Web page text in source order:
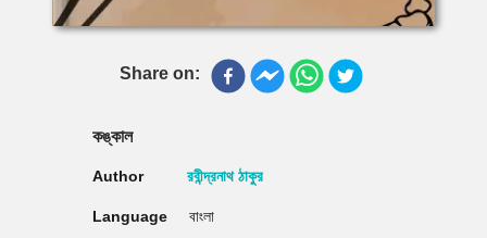
Share on:
কঙ্কাল
Author রবীন্দ্রনাথ ঠাকুর
Language বাংলা